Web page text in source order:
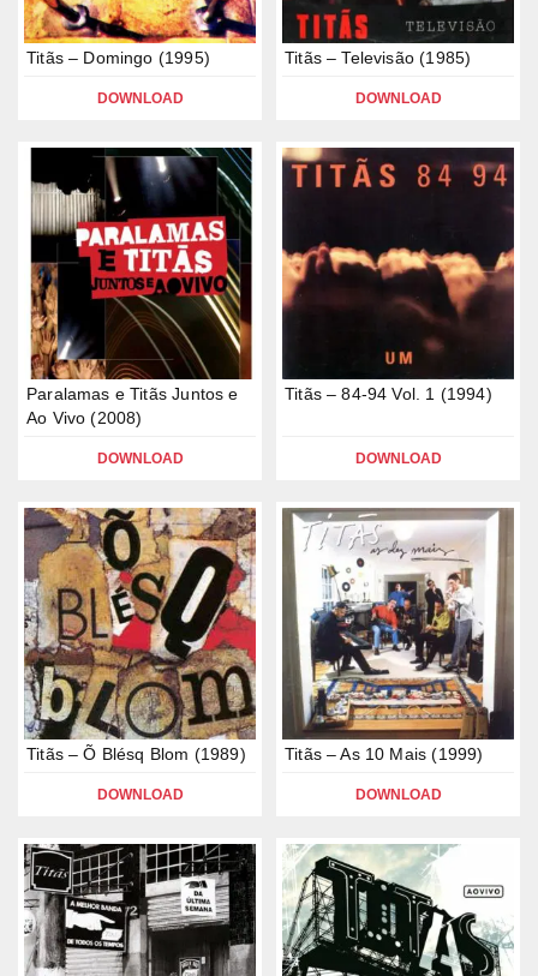
Titãs – Domingo (1995)
DOWNLOAD
Titãs – Televisão (1985)
DOWNLOAD
Paralamas e Titãs Juntos e
Ao Vivo (2008)
DOWNLOAD
Titãs – 84-94 Vol. 1 (1994)
DOWNLOAD
Titãs – Õ Blésq Blom (1989)
DOWNLOAD
Titãs – As 10 Mais (1999)
DOWNLOAD